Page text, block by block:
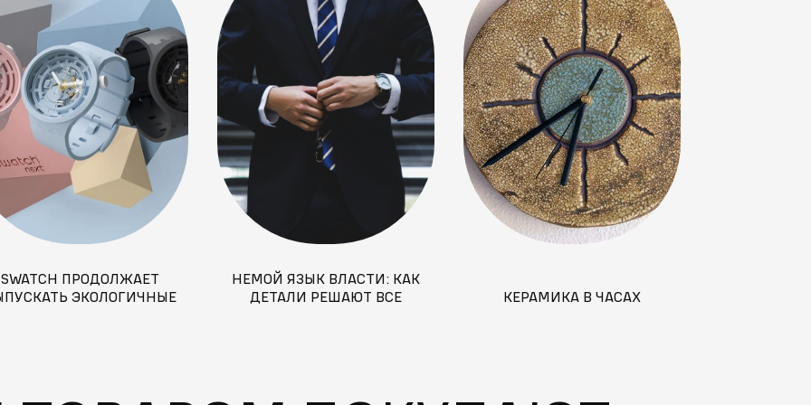
SWATCH ПРОДОЛЖАЕТ
ЭКОЛОГИЧНЫЕ
НЕМОЙ ЯЗЫК ВЛАСТИ: КАК
ДЕТАЛИ РЕШАЮТ ВСЕ
КЕРАМИКА В ЧАСАХ